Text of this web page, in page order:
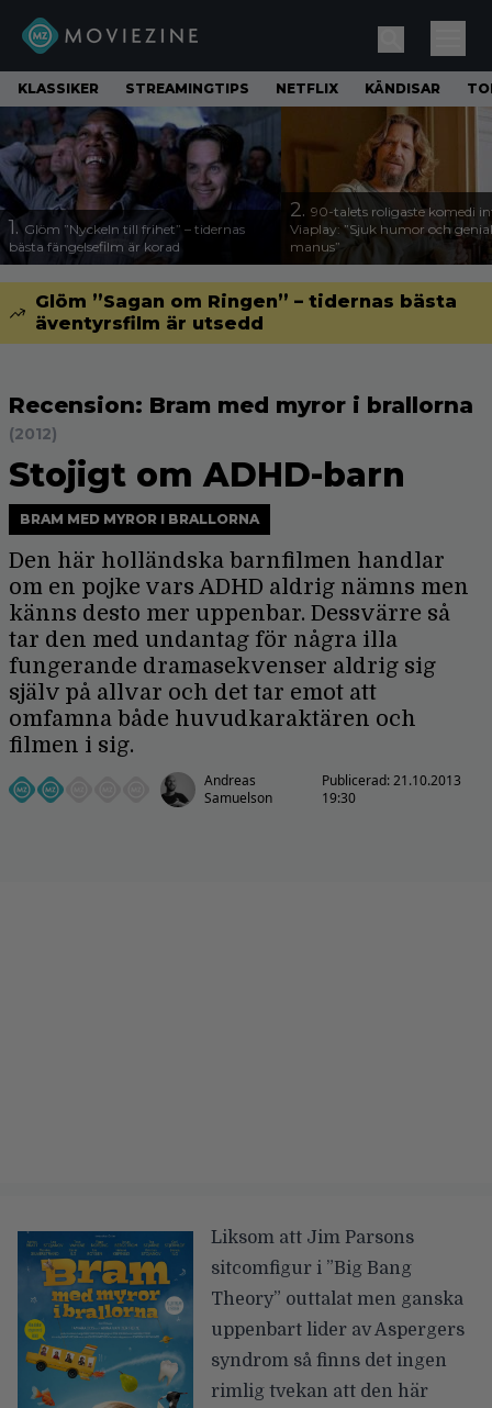
KLASSIKER STREAMINGTIPS NETFLIX KÄNDISAR
1. Glöm ”Nyckeln till frihet” – tidernas
bästa fängelsefilm är korad
2. 90-talets roligaste komedi
Viaplay: ”Sjuk humor och
manus”
Glöm ”Sagan om Ringen” – tidernas bästa
äventyrsfilm är utsedd
Recension: Bram med myror i brallorna
(2012)
Stojigt om ADHD-barn
BRAM MED MYROR I BRALLORNA
Den här holländska barnfilmen handlar
om en pojke vars ADHD aldrig nämns men
känns desto mer uppenbar. Dessvärre så
tar den med undantag för några illa
fungerande dramasekvenser aldrig sig
själv på allvar och det tar emot att
omfamna både huvudkaraktären och
filmen i sig.
Andreas
Samuelson
Publicerad:21.10.2013
19:30
Liksom att Jim Parsons
sitcomfigur i ”Big Bang
Theory” outtalat men ganska
uppenbart lider av Aspergers
syndrom så finns det ingen
rimlig tvekan att den här